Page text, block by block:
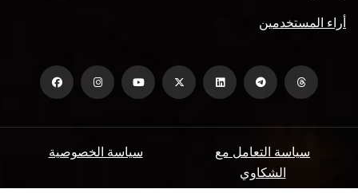
أراء المستخدمين
سياسة الخصوصية
سياسة التعامل مع
الشكاوي